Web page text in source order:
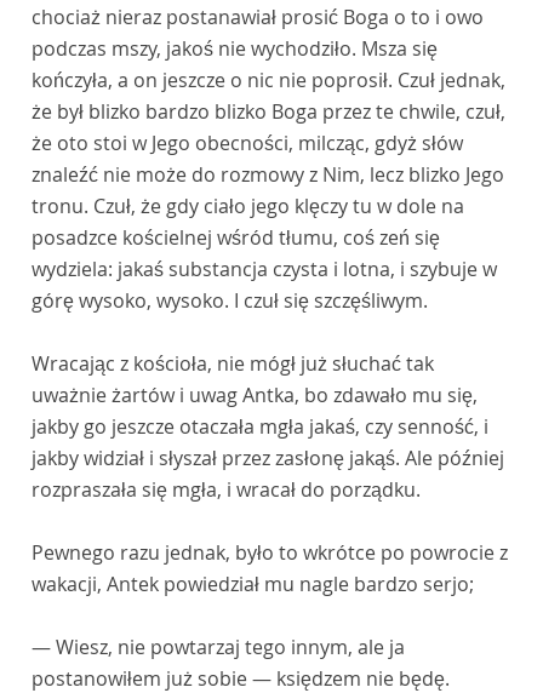
chociaż nieraz postanawiał prosić Boga o to i owo
podczas mszy, jakoś nie wychodziło. Msza się
kończyła, a on jeszcze o nic nie poprosił. Czuł jednak,
że był blizko bardzo blizko Boga przez te chwile, czuł,
że oto stoi w Jego obecności, milcząc, gdyż słów
znaleźć nie może do rozmowy z Nim, lecz blizko Jego
tronu. Czuł, że gdy ciało jego klęczy tu w dole na
posadzce kościelnej wśród tłumu, coś zeń się
wydziela: jakaś substancja czysta i lotna, i szybuje w
górę wysoko, wysoko. I czuł się szczęśliwym.
Wracając z kościoła, nie mógł już słuchać tak
uważnie żartów i uwag Antka, bo zdawało mu się,
jakby go jeszcze otaczała mgła jakaś, czy senność, i
jakby widział i słyszał przez zasłonę jakąś. Ale później
rozpraszała się mgła, i wracał do porządku.
Pewnego razu jednak, było to wkrótce po powrocie z
wakacji, Antek powiedział mu nagle bardzo serjo;
— Wiesz, nie powtarzaj tego innym, ale ja
postanowiłem już sobie — księdzem nie będę.